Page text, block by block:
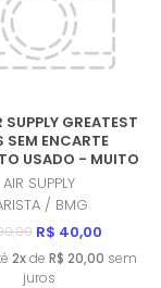
SUPPLY GREATEST
SEM ENCARTE
USADO - MUITO
BOM)
AIR SUPPLY
/ BMG
R$ 40,00
2xde R$ 20,00 sem
juros